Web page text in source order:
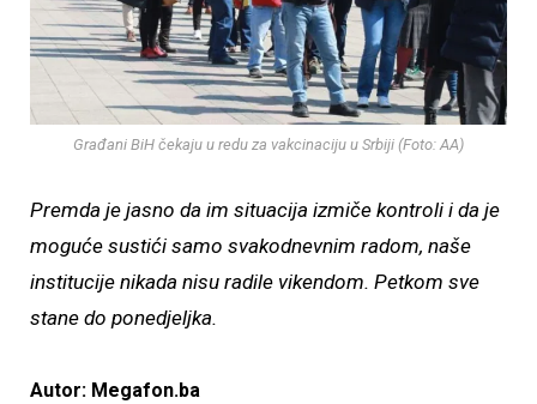
Građani BiH čekaju u redu za vakcinaciju u Srbiji (Foto: AA)
Premda je jasno da im situacija izmiče kontroli i da je
moguće sustići samo svakodnevnim radom, naše
institucije nikada nisu radile vikendom. Petkom sve
stane do ponedjeljka.
Autor: Megafon.ba